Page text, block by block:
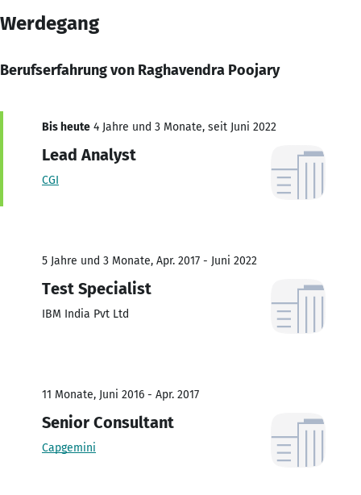
Werdegang
Berufserfahrung von Raghavendra Poojary
Bis heute 4 Jahre und 3 Monate, seit Juni 2022
Lead Analyst
CGI
5 Jahre und 3 Monate, Apr. 2017 - Juni 2022
Test Specialist
IBM India Pvt Ltd
11 Monate, Juni 2016 - Apr. 2017
Senior Consultant
Capgemini